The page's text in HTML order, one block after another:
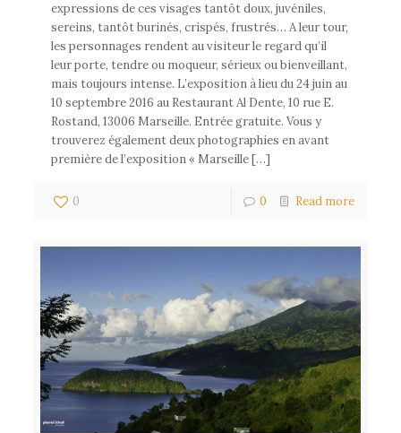
expressions de ces visages tantôt doux, juvéniles,
sereins, tantôt burinés, crispés, frustrés… A leur tour,
les personnages rendent au visiteur le regard qu’il
leur porte, tendre ou moqueur, sérieux ou bienveillant,
mais toujours intense. L’exposition à lieu du 24 juin au
10 septembre 2016 au Restaurant Al Dente, 10 rue E.
Rostand, 13006 Marseille. Entrée gratuite. Vous y
trouverez également deux photographies en avant
première de l’exposition « Marseille […]
0 0 Read more